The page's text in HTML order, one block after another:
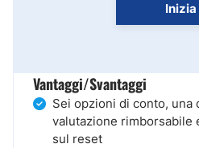
Inizia
Vantaggi/Svantaggi
Sei opzioni di conto, una
valutazione rimborsabile
sul reset